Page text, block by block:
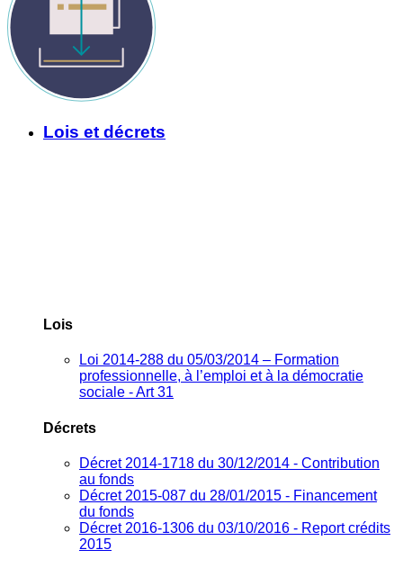
Lois et décrets
Lois
Loi 2014-288 du 05/03/2014 – Formation
professionnelle, à l’emploi et à la démocratie
sociale - Art 31
Décrets
Décret 2014-1718 du 30/12/2014 - Contribution
au fonds
Décret 2015-087 du 28/01/2015 - Financement
du fonds
Décret 2016-1306 du 03/10/2016 - Report crédits
2015